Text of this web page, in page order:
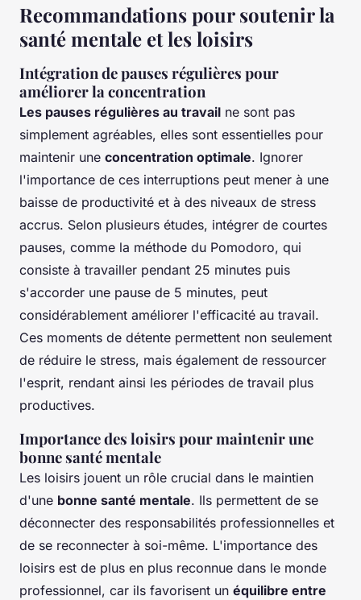
Recommandations pour soutenir la
santé mentale et les loisirs
Intégration de pauses régulières pour
améliorer la concentration
Les pauses régulières au travail ne sont pas
simplement agréables, elles sont essentielles pour
maintenir une concentration optimale. Ignorer
l'importance de ces interruptions peut mener à une
baisse de productivité et à des niveaux de stress
accrus. Selon plusieurs études, intégrer de courtes
pauses, comme la méthode du Pomodoro, qui
consiste à travailler pendant 25 minutes puis
s'accorder une pause de 5 minutes, peut
considérablement améliorer l'efficacité au travail.
Ces moments de détente permettent non seulement
de réduire le stress, mais également de ressourcer
l'esprit, rendant ainsi les périodes de travail plus
productives.
Importance des loisirs pour maintenir une
bonne santé mentale
Les loisirs jouent un rôle crucial dans le maintien
d'une bonne santé mentale. Ils permettent de se
déconnecter des responsabilités professionnelles et
de se reconnecter à soi-même. L'importance des
loisirs est de plus en plus reconnue dans le monde
professionnel, car ils favorisent un équilibre entre